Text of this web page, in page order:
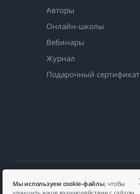
Авторы
Онлайн-школы
Вебинары
Журнал
Подарочный сертификат
Мы используем cookie-файлы, чтобы